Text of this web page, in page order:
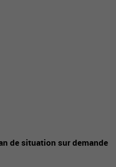
de situation sur demande